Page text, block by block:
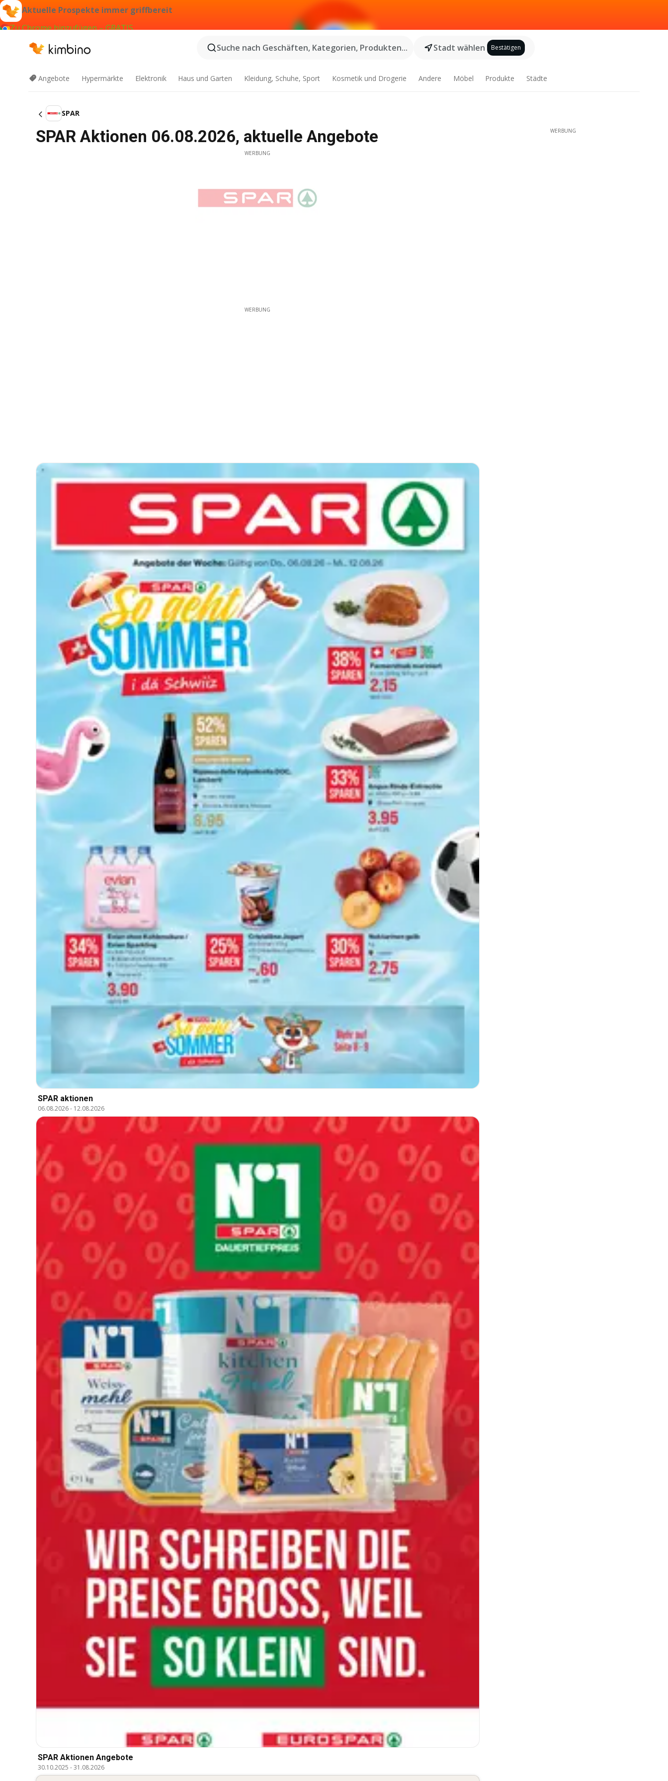
Aktuelle Prospekte immer griffbereit
Zu Chrome hinzufügen – GRATIS
Suche nach Geschäften, Kategorien, Produkten...
Stadt wählen Bestätigen
Angebote Hypermärkte Elektronik Haus und Garten Kleidung, Schuhe, Sport Kosmetik und Drogerie Andere Möbel Produkte Städte
SPAR
SPAR Aktionen 06.08.2026, aktuelle Angebote
WERBUNG
WERBUNG
SPAR aktionen
06.08.2026- 12.08.2026
SPAR Aktionen Angebote
30.10.2025 -31.08.2026
WERBUNG